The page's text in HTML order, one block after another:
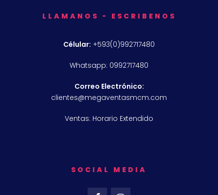
LLAMANOS - ESCRIBENOS
Célular: +593(0)992717480
Whatsapp: 0992717480
Correo Electrónico:
clientes@megaventasmcm.com
Ventas: Horario Extendido
SOCIAL MEDIA